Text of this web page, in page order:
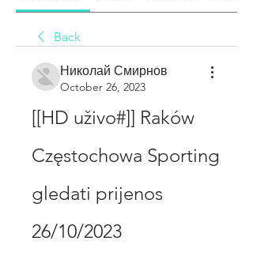
Back
Николай Смирнов
October 26, 2023
[[HD uživo#]] Raków
Częstochowa Sporting
gledati prijenos
26/10/2023